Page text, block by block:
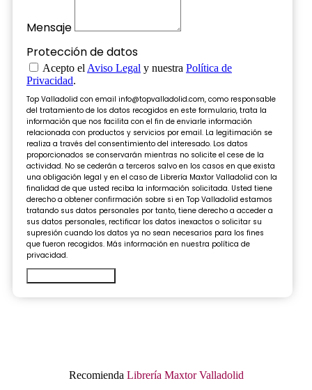
Mensaje
Protección de datos
Acepto el Aviso Legal y nuestra Política de
Privacidad.
Top Valladolid con email info@topvalladolid.com, como responsable
del tratamiento de los datos recogidos en este formulario, trata la
información que nos facilita con el fin de enviarle información
relacionada con productos y servicios por email. La legitimación se
realiza a través del consentimiento del interesado. Los datos
proporcionados se conservarán mientras no solicite el cese de la
actividad. No se cederán a terceros salvo en los casos en que exista
una obligación legal y en el caso de Librería Maxtor Valladolid con la
finalidad de que usted reciba la información solicitada. Usted tiene
derecho a obtener confirmación sobre si en Top Valladolid estamos
tratando sus datos personales por tanto, tiene derecho a acceder a
sus datos personales, rectificar los datos inexactos o solicitar su
supresión cuando los datos ya no sean necesarios para los fines
que fueron recogidos. Más información en nuestra política de
privacidad.
Recomienda Librería Maxtor Valladolid